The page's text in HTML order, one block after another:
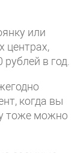
или
центрах,
в год.
когда вы
тоже можно